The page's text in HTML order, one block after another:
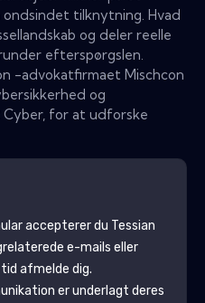
tilknytning. Hvad
og deler reelle
efterspørgslen.
-advokatfirmaet Mischcon
og
Cyber, for at udforske
accepterer du Tessian
e-mails eller
afmelde dig.
er underlagt deres